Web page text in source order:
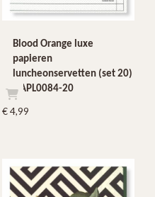
Blood Orange luxe
papieren
luncheonservetten (set 20)
NAPL0084-20
€4,99